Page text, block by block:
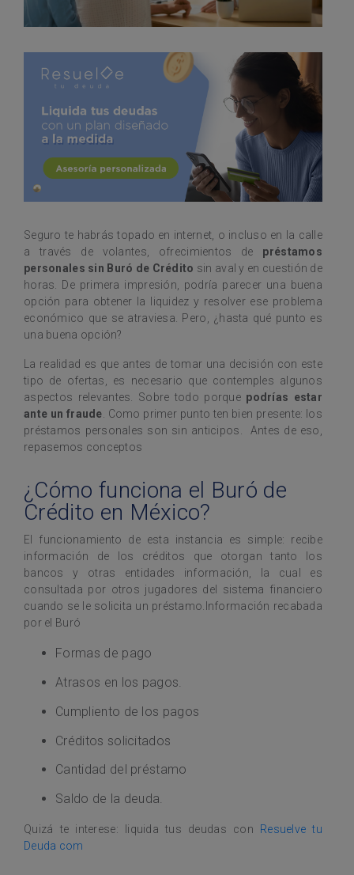
Seguro te habrás topado en internet, o incluso en la calle
a través de volantes, ofrecimientos de préstamos
personales sin Buró de Crédito sin aval y en cuestión de
horas. De primera impresión, podría parecer una buena
opción para obtener la liquidez y resolver ese problema
económico que se atraviesa. Pero, ¿hasta qué punto es
una buena opción?
La realidad es que antes de tomar una decisión con este
tipo de ofertas, es necesario que contemples algunos
aspectos relevantes. Sobre todo porque podrías estar
ante un fraude. Como primer punto ten bien presente: los
préstamos personales son sin anticipos. Antes de eso,
repasemos conceptos
¿Cómo funciona el Buró de
Crédito en México?
El funcionamiento de esta instancia es simple: recibe
información de los créditos que otorgan tanto los
bancos y otras entidades información, la cual es
consultada por otros jugadores del sistema financiero
cuando se le solicita un préstamo.Información recabada
por el Buró
Formas de pago
Atrasos en los pagos.
Cumpliento de los pagos
Créditos solicitados
Cantidad del préstamo
Saldo de la deuda.
Quizá te interese: liquida tus deudas con Resuelve tu
Deuda com